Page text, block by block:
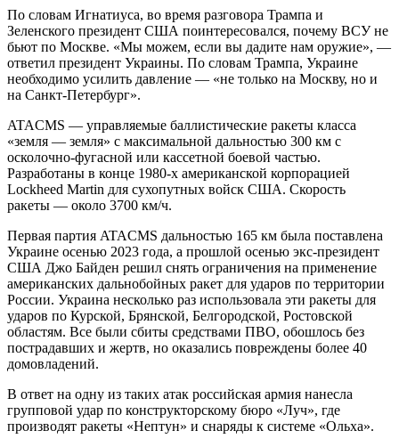
По словам Игнатиуса, во время разговора Трампа и
Зеленского президент США поинтересовался, почему ВСУ не
бьют по Москве. «Мы можем, если вы дадите нам оружие», —
ответил президент Украины. По словам Трампа, Украине
необходимо усилить давление — «не только на Москву, но и
на Санкт-Петербург».
ATACMS — управляемые баллистические ракеты класса
«земля — земля» с максимальной дальностью 300 км с
осколочно-фугасной или кассетной боевой частью.
Разработаны в конце 1980-х американской корпорацией
Lockheed Martin для сухопутных войск США. Скорость
ракеты — около 3700 км/ч.
Первая партия ATACMS дальностью 165 км была поставлена
Украине осенью 2023 года, а прошлой осенью экс-президент
США Джо Байден решил снять ограничения на применение
американских дальнобойных ракет для ударов по территории
России. Украина несколько раз использовала эти ракеты для
ударов по Курской, Брянской, Белгородской, Ростовской
областям. Все были сбиты средствами ПВО, обошлось без
пострадавших и жертв, но оказались повреждены более 40
домовладений.
В ответ на одну из таких атак российская армия нанесла
групповой удар по конструкторскому бюро «Луч», где
производят ракеты «Нептун» и снаряды к системе «Ольха».